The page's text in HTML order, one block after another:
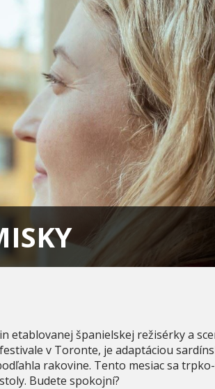
etablovanej španielskej režisérky a
v Toronte, je adaptáciou
rakovine. Tento mesiac sa
Budete spokojní?